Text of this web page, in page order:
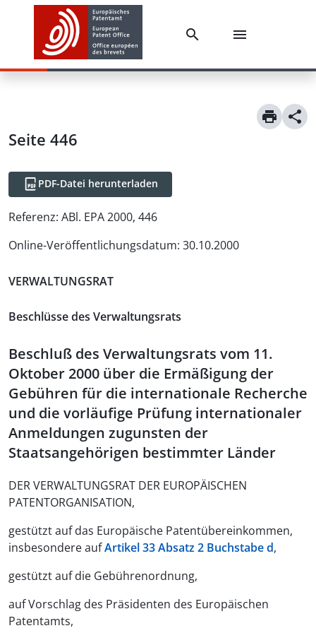
Seite 446
PDF-Datei herunterladen
Referenz: ABl. EPA 2000, 446
Online-Veröffentlichungsdatum: 30.10.2000
VERWALTUNGSRAT
Beschlüsse des Verwaltungsrats
Beschluß des Verwaltungsrats vom 11.
Oktober 2000 über die Ermäßigung der
Gebühren für die internationale Recherche
und die vorläufige Prüfung internationaler
Anmeldungen zugunsten der
Staatsangehörigen bestimmter Länder
DER VERWALTUNGSRAT DER EUROPÄISCHEN
PATENTORGANISATION,
gestützt auf das Europäische Patentübereinkommen,
insbesondere aufArtikel 33 Absatz 2 Buchstabe d,
gestützt auf die Gebührenordnung,
auf Vorschlag des Präsidenten des Europäischen
Patentamts,